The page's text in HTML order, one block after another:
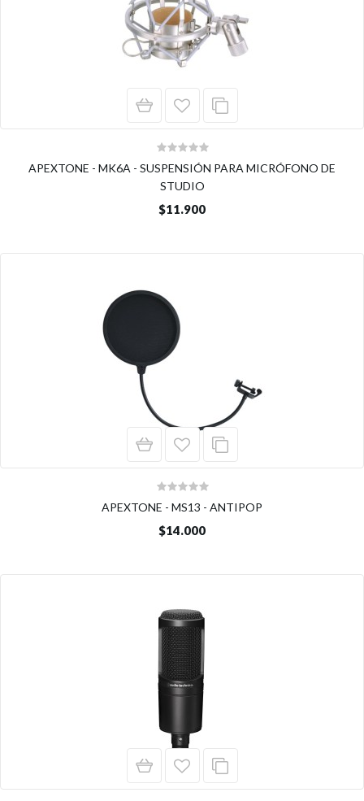
APEXTONE - MK6A - SUSPENSIÓN PARA MICRÓFONO DE
STUDIO
$11.900
APEXTONE - MS13 - ANTIPOP
$14.000